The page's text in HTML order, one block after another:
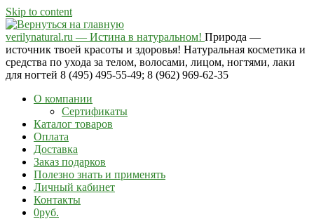
Skip to content
verilynatural.ru — Истина в натуральном! Природа —
источник твоей красоты и здоровья! Натуральная косметика и
средства по ухода за телом, волосами, лицом, ногтями, лаки
для ногтей 8 (495) 495-55-49; 8 (962) 969-62-35
О компании
Сертификаты
Каталог товаров
Оплата
Доставка
Заказ подарков
Полезно знать и применять
Личный кабинет
Контакты
0руб.